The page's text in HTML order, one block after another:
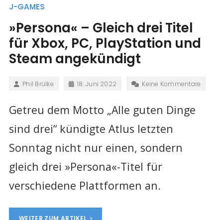
J-GAMES
»Persona« – Gleich drei Titel
für Xbox, PC, PlayStation und
Steam angekündigt
Phil Brülke 18. Juni 2022 Keine Kommentare
Getreu dem Motto „Alle guten Dinge
sind drei“ kündigte Atlus letzten
Sonntag nicht nur einen, sondern
gleich drei »Persona«-Titel für
verschiedene Plattformen an.